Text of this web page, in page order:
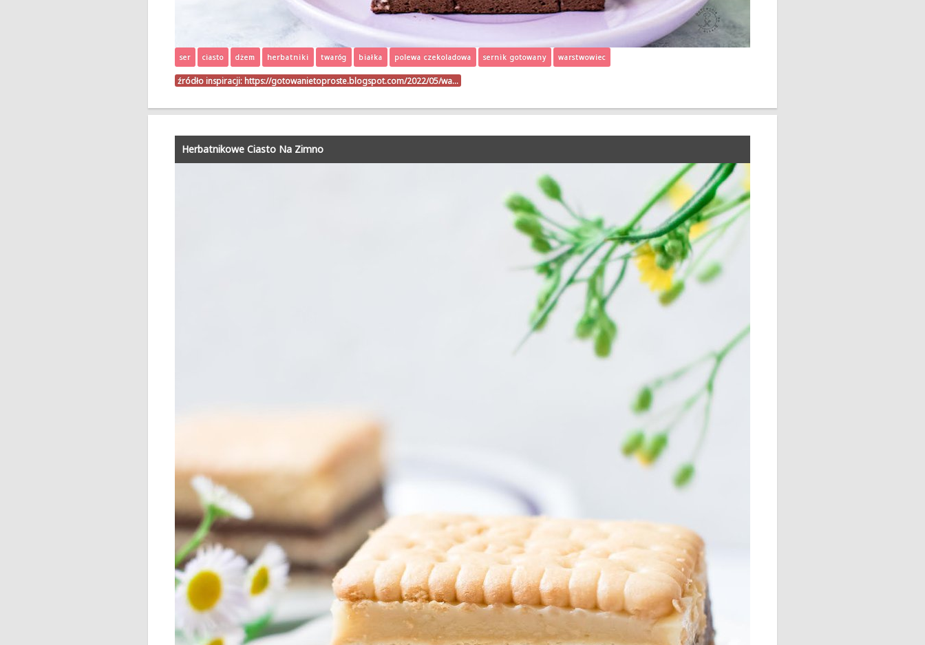
ser ciasto dżem herbatniki twaróg białka polewa czekoladowa sernik gotowany warstwowiec
źródło inspiracji: https://gotowanietoproste.blogspot.com/2022/05/wa…
Herbatnikowe Ciasto Na Zimno